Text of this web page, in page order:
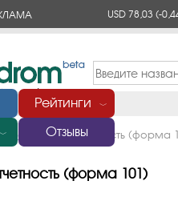
USD 78,03(-
Рейтинги ﹀
﹀ Отзывы
Волга/Отчетность (форма
(форма 101)